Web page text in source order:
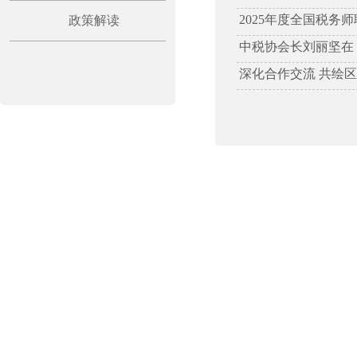
政策解读
2025年度全国税务
中税协会长刘丽坚
深化合作交流 共绘